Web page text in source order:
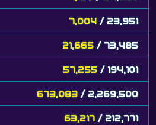
7,004 / 23,951
21,665 / 73,485
57,255 / 194,101
673,083 / 2,269,500
63,217 / 212,771